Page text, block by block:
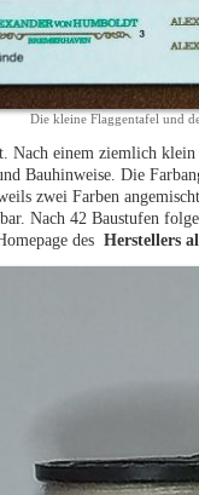
Die kleine Flaggentafel und
Nach einem ziemlich
Bauhinweise. Die
zwei Farben
Nach 42 Baustufen
desHerstellers